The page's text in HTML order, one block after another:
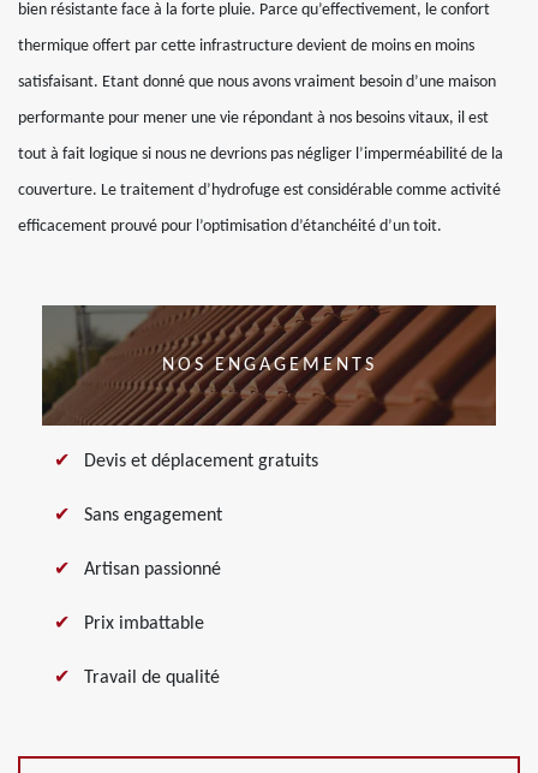
bien résistante face à la forte pluie. Parce qu’effectivement, le confort
thermique offert par cette infrastructure devient de moins en moins
satisfaisant. Etant donné que nous avons vraiment besoin d’une maison
performante pour mener une vie répondant à nos besoins vitaux, il est
tout à fait logique si nous ne devrions pas négliger l’imperméabilité de la
couverture. Le traitement d’hydrofuge est considérable comme activité
efficacement prouvé pour l’optimisation d’étanchéité d’un toit.
NOS ENGAGEMENTS
Devis et déplacement gratuits
Sans engagement
Artisan passionné
Prix imbattable
Travail de qualité